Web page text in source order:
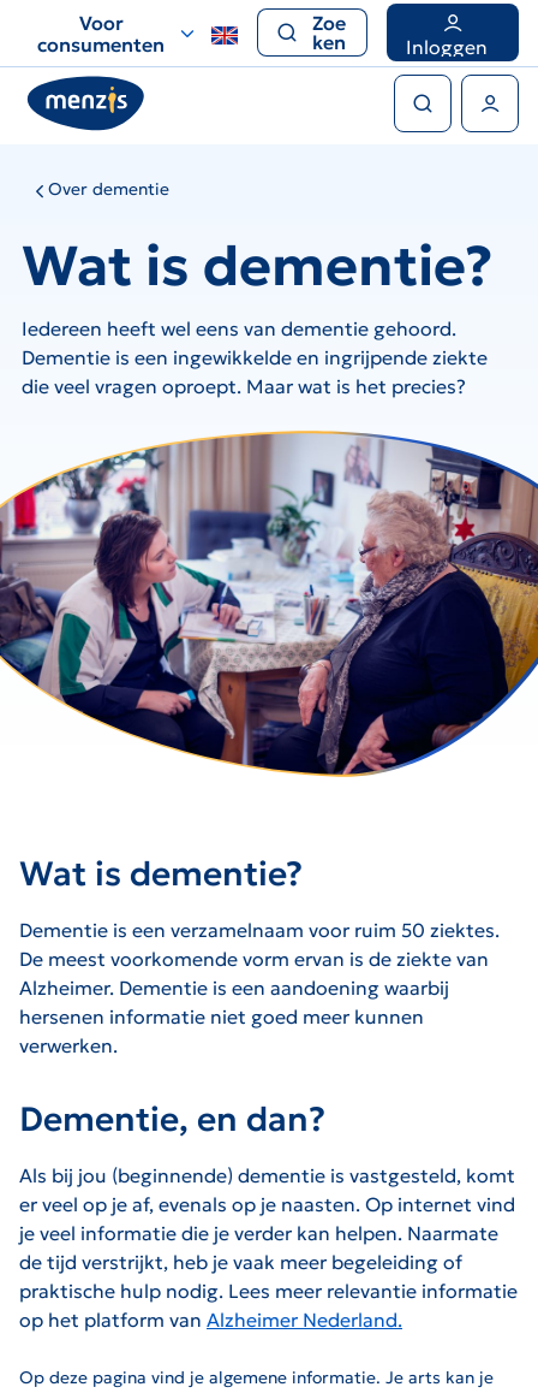
voor
snelle
navigatie
Voor
consumenten
Zoe
ken
Inloggen
Over dementie
Wat is dementie?
Iedereen heeft wel eens van dementie gehoord.
Dementie is een ingewikkelde en ingrijpende ziekte
die veel vragen oproept. Maar wat is het precies?
Wat is dementie?
Dementie is een verzamelnaam voor ruim 50 ziektes.
De meest voorkomende vorm ervan is de ziekte van
Alzheimer. Dementie is een aandoening waarbij
hersenen informatie niet goed meer kunnen
verwerken.
Dementie, en dan?
Als bij jou (beginnende) dementie is vastgesteld, komt
er veel op je af, evenals op je naasten. Op internet vind
je veel informatie die je verder kan helpen. Naarmate
de tijd verstrijkt, heb je vaak meer begeleiding of
praktische hulp nodig. Lees meer relevantie informatie
op het platform van Alzheimer Nederland.
Op deze pagina vind je algemene informatie. Je arts kan je